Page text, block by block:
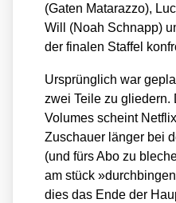
(Gaten Mat­a­raz­zo),
Will (Noah Schnapp)
der fina­len Staf­fel
Ursprüng­lich war
zwei Tei­le zu glie­dern.
Volu­mes scheint
Zuschau­er län­ger bei
(und fürs Abo zu
am stück
dies das Ende der